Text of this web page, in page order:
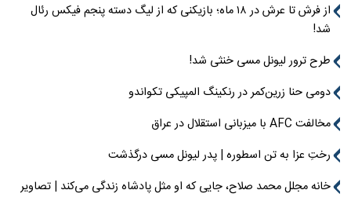
از فرش تا عرش در ۱۸ ماه؛ بازیکنی که از لیگ دسته پنجم فیکس رئال
شد!
طرح ترور لیونل مسی خنثی شد!
دومی حنا زرین‌کمر در رنکینگ المپیکی تکواندو
مخالفت AFC با میزبانی استقلال در عراق
رختِ عزا به تن اسطوره | پدر لیونل مسی درگذشت
خانه مجلل محمد صلاح، جایی که او مثل پادشاه زندگی می‌کند | تصاویر